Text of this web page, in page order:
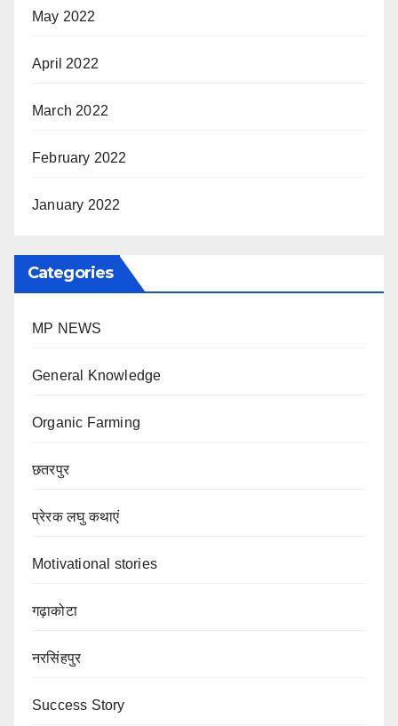
May 2022
April 2022
March 2022
February 2022
January 2022
Categories
MP NEWS
General Knowledge
Organic Farming
छतरपुर
प्रेरक लघु कथाएं
Motivational stories
गढ़ाकोटा
नरसिंहपुर
Success Story